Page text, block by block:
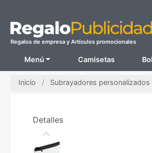
Regalos de empresa y Artículos promocionales
Menú Camisetas
Inicio Subrayadores personalizados
Detalles